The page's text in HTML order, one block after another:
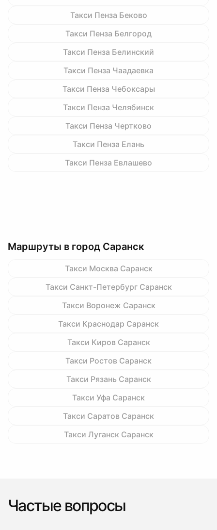
Такси Пенза Беково
Такси Пенза Белгород
Такси Пенза Белинский
Такси Пенза Чаадаевка
Такси Пенза Чебоксары
Такси Пенза Челябинск
Такси Пенза Чертково
Такси Пенза Елань
Такси Пенза Евлашево
Маршруты в город Саранск
Такси Москва Саранск
Такси Санкт-Петербург Саранск
Такси Воронеж Саранск
Такси Краснодар Саранск
Такси Киров Саранск
Такси Ростов Саранск
Такси Рязань Саранск
Такси Уфа Саранск
Такси Саратов Саранск
Такси Луганск Саранск
Частые вопросы